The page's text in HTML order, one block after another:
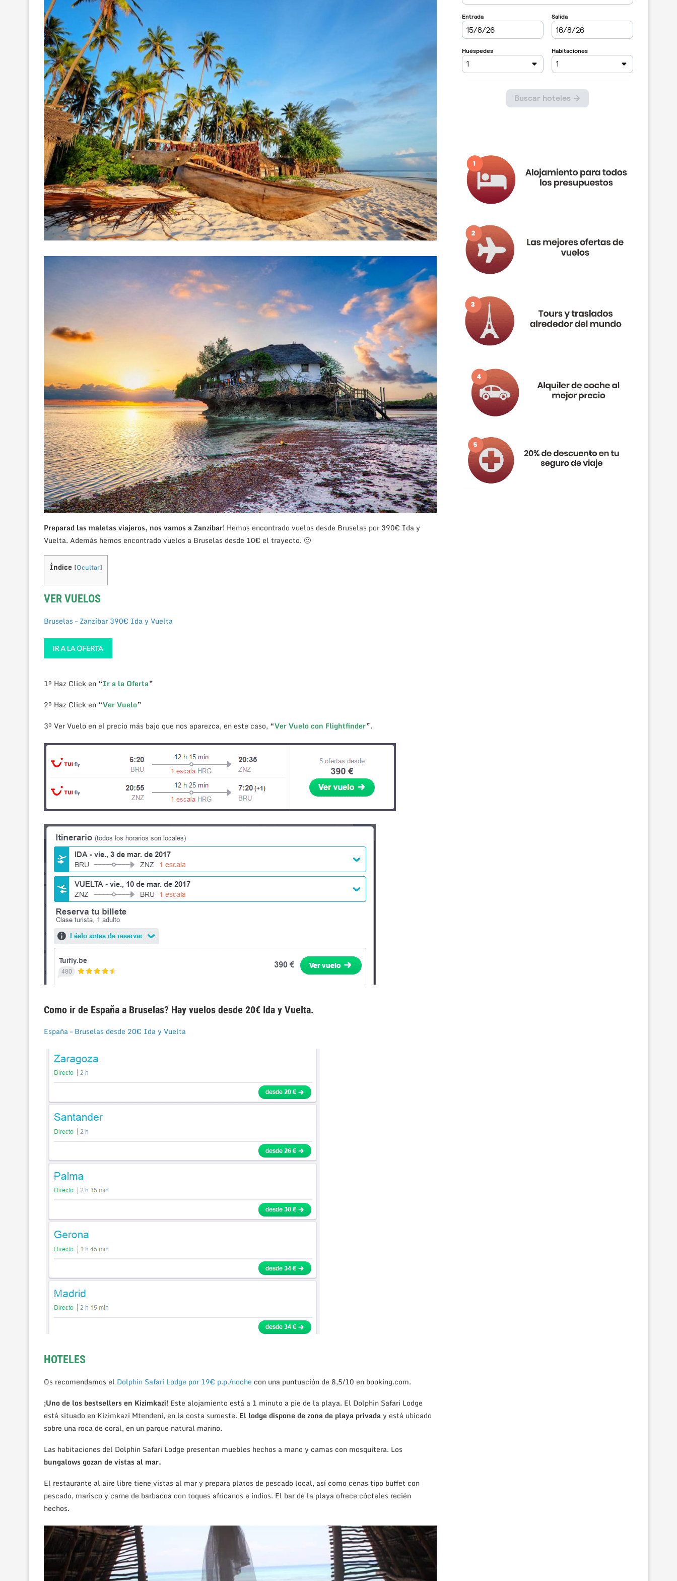
Preparad las maletas viajeros, nos vamos a Zanzíbar! Hemos encontrado vuelos desde Bruselas por 390€ Ida y
Vuelta. Además hemos encontrado vuelos a Bruselas desde 10€ el trayecto. 🙂
Índice [Ocultar]
VER VUELOS
Bruselas – Zanzíbar 390€ Ida y Vuelta
1º Haz Click en “Ir a la Oferta”
2º Haz Click en “Ver Vuelo”
3º Ver Vuelo en el precio más bajo que nos aparezca, en este caso, “Ver Vuelo con Flightfinder”.
Como ir de España a Bruselas? Hay vuelos desde 20€ Ida y Vuelta.
España – Bruselas desde 20€ Ida y Vuelta
HOTELES
Os recomendamos el Dolphin Safari Lodge por 19€ p.p./noche con una puntuación de 8,5/10 en booking.com.
¡Uno de los bestsellers en Kizimkazi! Este alojamiento está a 1 minuto a pie de la playa. El Dolphin Safari Lodge
está situado en Kizimkazi Mtendeni, en la costa suroeste. El lodge dispone de zona de playa privaday está ubicado
sobre una roca de coral, en un parque natural marino.
Las habitaciones del Dolphin Safari Lodge presentan muebles hechos a mano y camas con mosquitera. Los
bungalows gozan de vistas al mar.
El restaurante al aire libre tiene vistas al mar y prepara platos de pescado local, así como cenas tipo buffet con
pescado, marisco y carne de barbacoa con toques africanos e indios. El bar de la playa ofrece cócteles recién
hechos.